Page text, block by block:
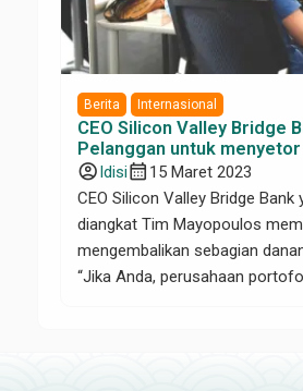
Berita Internasional
CEO Silicon Valley Bridge
Pelanggan untuk
Mereka
account_circleIdisicalendar_month 15 Maret 2023
CEO Silicon Valley Bridge Bank
diangkat Tim Mayopoulos
mengembalikan sebagian
“Jika Anda, perusahaan